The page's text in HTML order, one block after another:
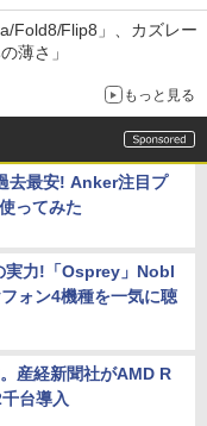
Fold8/Flip8」、カズレー
薄さ」
もっと見る
去最安! Anker注目プ
ってみた
実力!「Osprey」Nobl
ォン4機種を一気に聴
産経新聞社がAMD R
台導入